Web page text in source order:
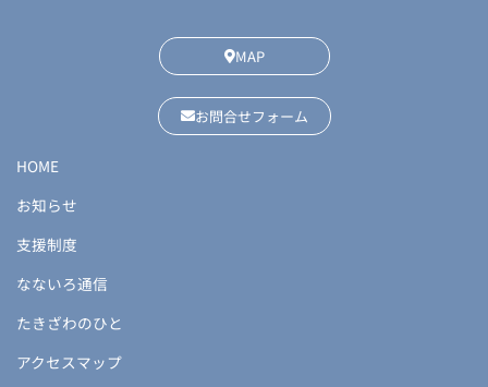
MAP
お問合せフォーム
HOME
お知らせ
支援制度
なないろ通信
たきざわのひと
アクセスマップ